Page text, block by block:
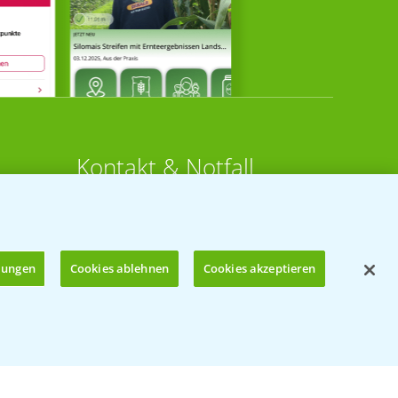
Kontakt & Notfall
KONTAKT
T.+49 (0)214/30-20220
Cookies ablehnen Cookies akzeptieren